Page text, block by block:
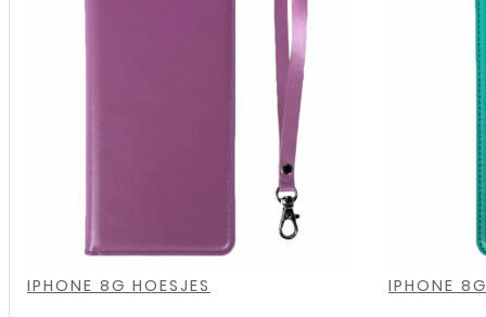
IPHONE 8G HOESJES
IPHONE